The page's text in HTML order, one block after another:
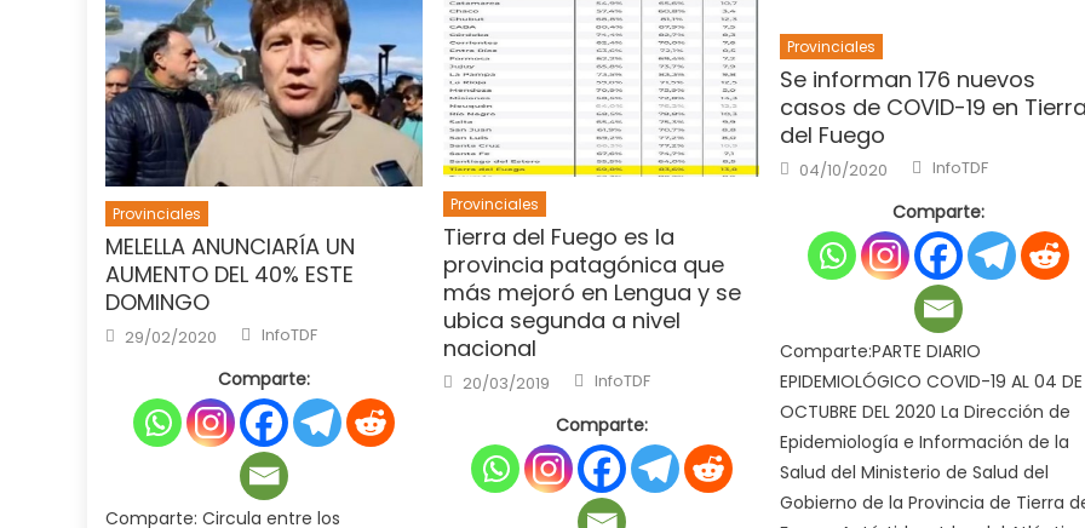
Provinciales
MELELLA ANUNCIARÍA UN
AUMENTO DEL 40% ESTE
DOMINGO
Posted
on
29/02/2020 Author
InfoTDF
Comparte:
Comparte: Circula entre los
Provinciales
Tierra del Fuego es la
provincia patagónica que
más mejoró en Lengua y se
ubica segunda a nivel
nacional
Posted
on
20/03/2019 Author
InfoTDF
Comparte:
Provinciales
Se informan 176 nuevos
casos de COVID-19 en
del Fuego
Posted
on
04/10/2020 Author
InfoTDF
Comparte:
Comparte:PARTE DIARIO
EPIDEMIOLÓGICO COVID-19 AL 04 DE
OCTUBRE DEL 2020 La Dirección de
Epidemiología e Información de la
Salud del Ministerio de Salud del
Gobierno de la Provincia de Tierra